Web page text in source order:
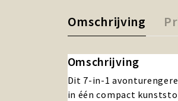
Omschrijving
Omschrijving
Dit 7-in-1
in één compact